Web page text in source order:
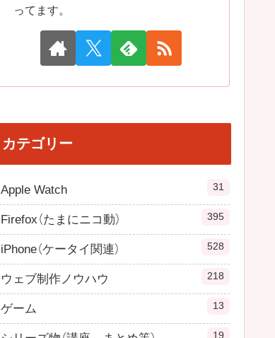
ってます。
カテゴリー
Apple Watch 31
Firefox（たまにニコ動） 395
iPhone（ケータイ関連） 528
ウェブ制作ノウハウ 218
ゲーム 13
19